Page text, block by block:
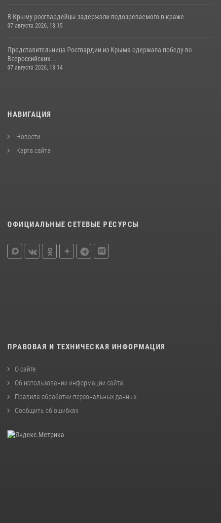
В Крыму росгвардейцы задержали подозреваемого в краже
07 августа 2026, 13:15
Представительница Росгвардии из Крыма одержала победу во
Всероссийских...
07 августа 2026, 13:14
НАВИГАЦИЯ
Новости
Карта сайта
ОФИЦИАЛЬНЫЕ СЕТЕВЫЕ РЕСУРСЫ
ПРАВОВАЯ И ТЕХНИЧЕСКАЯ ИНФОРМАЦИЯ
О сайте
Об использовании информации сайта
Правила обработки персональных данных
Сообщить об ошибках